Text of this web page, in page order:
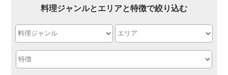
料理ジャンルとエリアと特徴で絞り込む